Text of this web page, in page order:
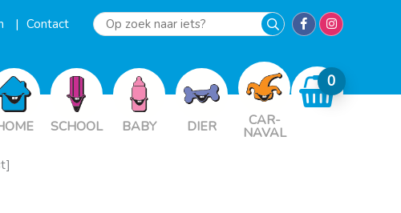
Contact
Op
iets?
SCHOOL BABY DIER CAR-
NAVAL